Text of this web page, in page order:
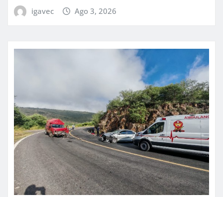
igavec Ago 3, 2026